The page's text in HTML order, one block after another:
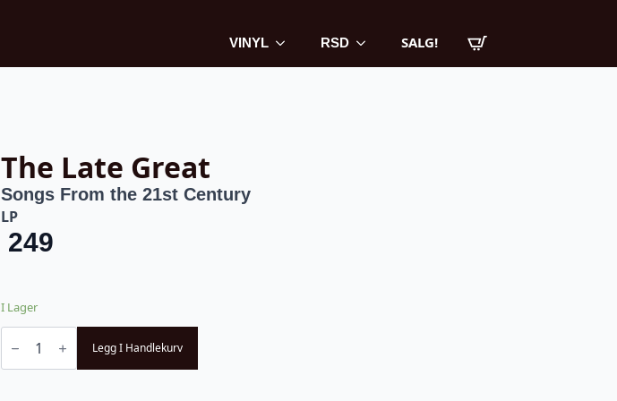
VINYL RSD SALG!
The Late Great
Songs From the 21st Century
LP
249
I Lager
The
Late
Songs
Legg I Handlekurv